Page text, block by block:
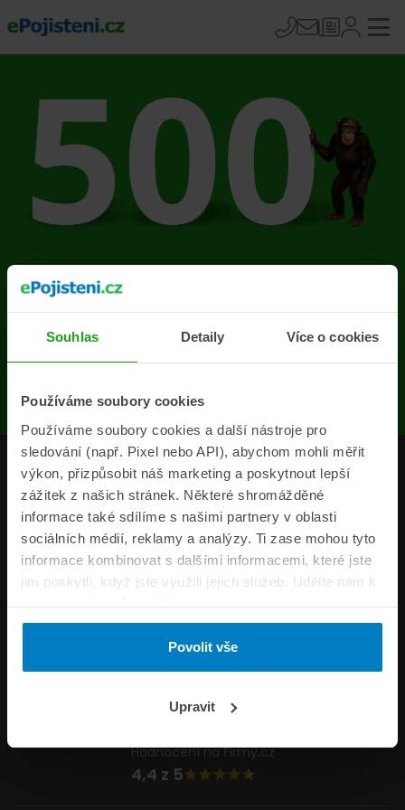
Souhlas Detaily Více o cookies
Používáme soubory cookies
Používáme soubory cookies a další nástroje pro
sledování (např. Pixel nebo API), abychom mohli měřit
výkon, přizpůsobit náš marketing a poskytnout lepší
zážitek z našich stránek. Některé shromážděné
informace také sdílíme s našimi partnery v oblasti
sociálních médií, reklamy a analýzy. Ti zase mohou tyto
informace kombinovat s dalšími informacemi, které jste
jim poskytli, když jste využili jejich služeb. Udělte nám k
tomu prosím svůj souhlas.
Povolit vše
Upravit
Na stránce se vyskytla
chyba
Produkty
Pojišťovny
Informace
ePojisteni.cz
Formuláře
Napište nám
Hodnocení na Firmy.cz
4,4 z 5